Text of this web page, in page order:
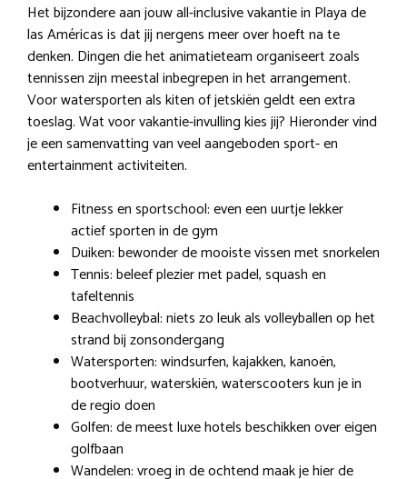
Het bijzondere aan jouw all-inclusive vakantie in Playa de
las Américas is dat jij nergens meer over hoeft na te
denken. Dingen die het animatieteam organiseert zoals
tennissen zijn meestal inbegrepen in het arrangement.
Voor watersporten als kiten of jetskiën geldt een extra
toeslag. Wat voor vakantie-invulling kies jij? Hieronder vind
je een samenvatting van veel aangeboden sport- en
entertainment activiteiten.
Fitness en sportschool: even een uurtje lekker
actief sporten in de gym
Duiken: bewonder de mooiste vissen met snorkelen
Tennis: beleef plezier met padel, squash en
tafeltennis
Beachvolleybal: niets zo leuk als volleyballen op het
strand bij zonsondergang
Watersporten: windsurfen, kajakken, kanoën,
bootverhuur, waterskiën, waterscooters kun je in
de regio doen
Golfen: de meest luxe hotels beschikken over eigen
golfbaan
Wandelen: vroeg in de ochtend maak je hier de